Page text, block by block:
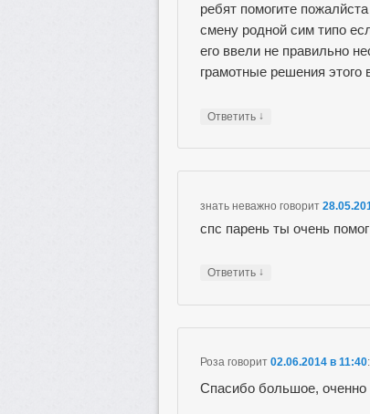
ребят помогите
смену родной сим типо
его ввели не правильно
грамотные решения этого
Ответить ↓
знать неважно говорит
спс парень ты очень помог
Ответить ↓
Роза говорит 02.06.2014 в 11:40:
Спасибо большое,